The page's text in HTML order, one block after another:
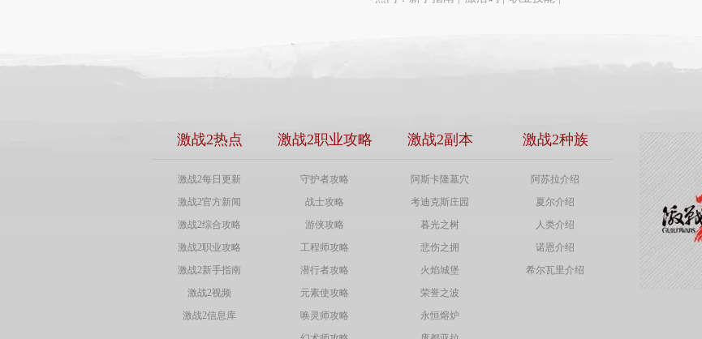
激战2热点
激战2每日更新
激战2官方新闻
激战2综合攻略
激战2职业攻略
激战2新手指南
激战2视频
激战2信息库
激战2职业攻略
守护者攻略
战士攻略
游侠攻略
工程师攻略
潜行者攻略
元素使攻略
唤灵师攻略
激战2副本
阿斯卡隆墓穴
考迪克斯庄园
暮光之树
悲伤之拥
火焰城堡
荣誉之波
永恒熔炉
激战2种族
阿苏拉介绍
夏尔介绍
人类介绍
诺恩介绍
希尔瓦里介绍